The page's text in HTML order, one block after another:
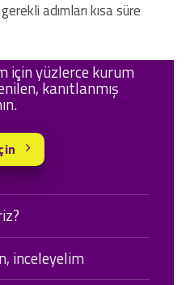
adımları kısa süre
inceleyelim
için yüzlerce kurum
kanıtlanmış